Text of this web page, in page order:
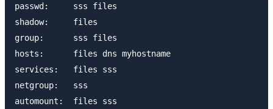
passwd:     sss files
shadow:     files
group:      sss files
hosts:      files dns myhostname
services:   files sss
netgroup:   sss
automount:  files sss